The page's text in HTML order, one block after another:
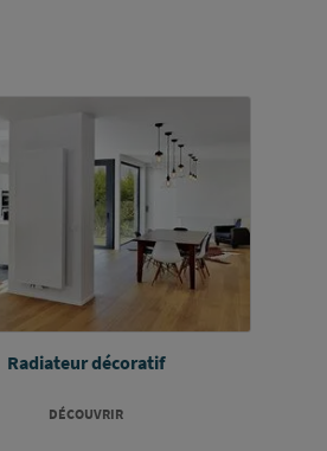
Radiateur décoratif
DÉCOUVRIR